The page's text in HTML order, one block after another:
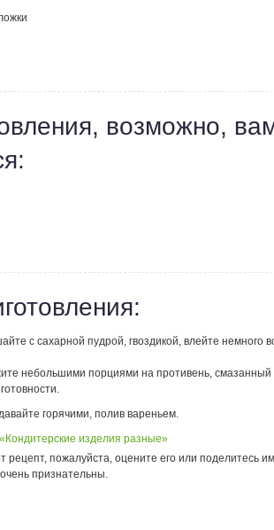
возможно,
с сахарной пудрой, гвоздикой, влейте немного
небольшими порциями на противень, смазанный
горячими, полив вареньем.
изделия разные»
рецепт, пожалуйста, оцените его или поделитесь
признательны.